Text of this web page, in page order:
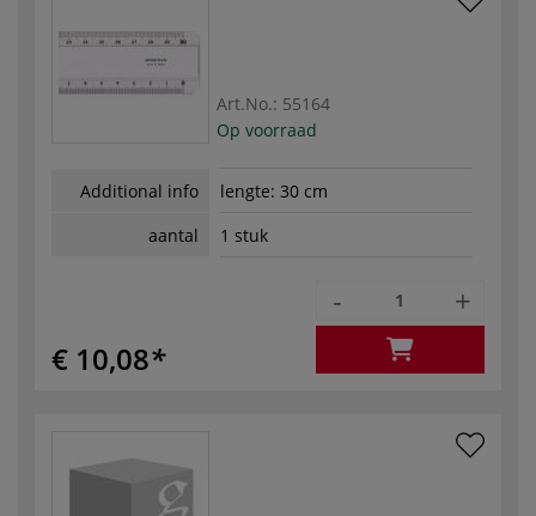
Art.No.: 55164
Op voorraad
Additional info
lengte: 30 cm
aantal
1 stuk
€ 10,08
- +